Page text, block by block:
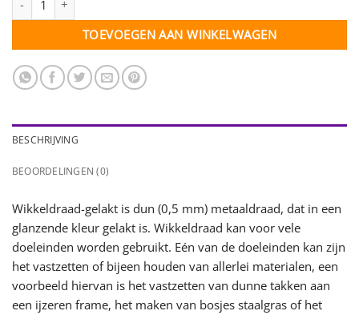
TOEVOEGEN AAN WINKELWAGEN
BESCHRIJVING
BEOORDELINGEN (0)
Wikkeldraad-gelakt is dun (0,5 mm) metaaldraad, dat in een
glanzende kleur gelakt is. Wikkeldraad kan voor vele
doeleinden worden gebruikt. Eén van de doeleinden kan zijn
het vastzetten of bijeen houden van allerlei materialen, een
voorbeeld hiervan is het vastzetten van dunne takken aan
een ijzeren frame, het maken van bosjes staalgras of het